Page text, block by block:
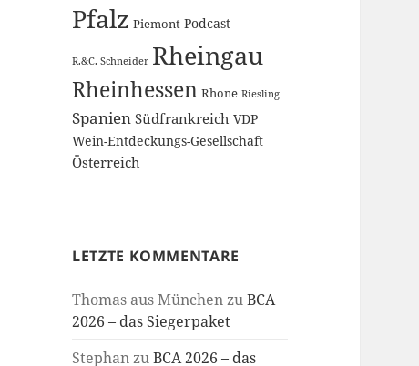
Pfalz Piemont Podcast
R.&C. Schneider Rheingau
Rheinhessen Rhone Riesling
Spanien Südfrankreich VDP
Wein-Entdeckungs-Gesellschaft
Österreich
LETZTE KOMMENTARE
Thomas aus MünchenzuBCA
2026 – das Siegerpaket
StephanzuBCA 2026 – das